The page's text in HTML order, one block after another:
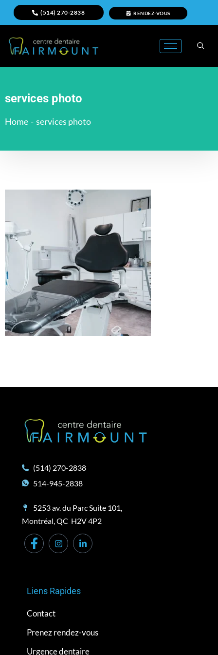
(514) 270-2838 RENDEZ-VOUS
services photo
Home - services photo
(514) 270-2838
514-945-2838
5253 av. du Parc Suite 101,
Montréal, QC H2V 4P2
Liens Rapides
Contact
Prenez rendez-vous
Urgence dentaire